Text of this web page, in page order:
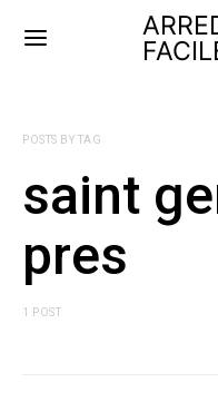
POSTS BY TAG
saint
pres
1 POST